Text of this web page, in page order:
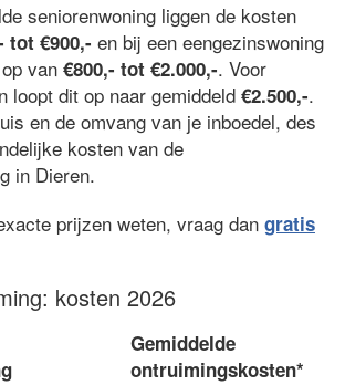
seniorenwoning liggen de kosten
tot €900,- en bij een eengezinswoning
van €800,- tot €2.000,-. Voor
loopt dit op naar gemiddeld €2.500,-.
en de omvang van je inboedel, des
kosten van de
in Dieren.
prijzen weten, vraag dan gratis
kosten 2026
Gemiddelde
ontruimingskosten*